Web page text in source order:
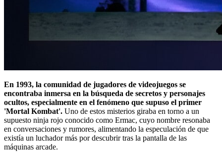
En 1993, la comunidad de jugadores de videojuegos se
encontraba inmersa en la búsqueda de secretos y personajes
ocultos, especialmente en el fenómeno que supuso el primer
'Mortal Kombat'. Uno de estos misterios giraba en torno a un
supuesto ninja rojo conocido como Ermac, cuyo nombre resonaba
en conversaciones y rumores, alimentando la especulación de que
existía un luchador más por descubrir tras la pantalla de las
máquinas arcade.